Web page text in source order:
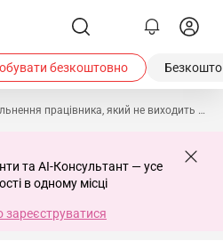
безкоштовно
Звільнення працівника, який не виходить на зв'язок
та AI-Консультант — усе
в одному місці
зареєструватися